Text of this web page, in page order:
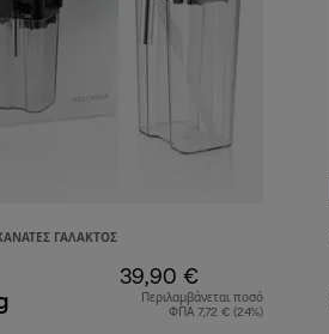
ΓΆΛΑΚΤΟΣ
39,90 €
Περιλαμβάνεται ποσό
ΦΠΑ 7,72 € (24%)